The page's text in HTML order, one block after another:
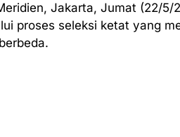
Jakarta, Jumat (22/5/
proses seleksi ketat yang